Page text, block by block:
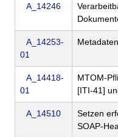
A_14246
A_14253-
01
A_14418-
01
MTOM-
[ITI-41]
A_14510
Setzen
SOAP-